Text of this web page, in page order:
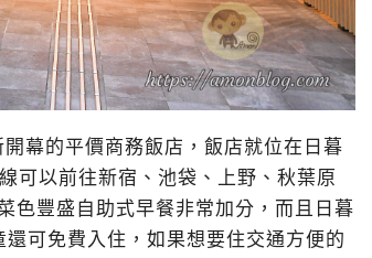
幕的平價商務飯店，飯店就位在日暮
可以前往新宿、池袋、上野、秋葉原
色豐盛自助式早餐非常加分，而且日暮
可免費入住，如果想要住交通方便的